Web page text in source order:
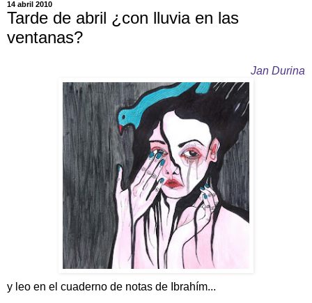
14 abril 2010
Tarde de abril ¿con lluvia en las
ventanas?
Jan Durina
y leo en el cuaderno de notas de Ibrahím...